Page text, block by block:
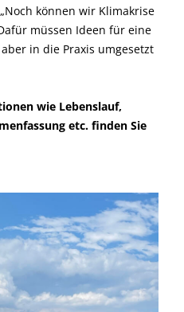
können wir Klimakrise
müssen Ideen für eine
in die Praxis umgesetzt
wie Lebenslauf,
etc. finden Sie